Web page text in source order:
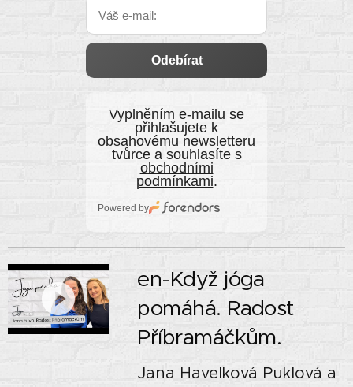
Odebírat
Vyplněním e‑mailu se
přihlašujete k
obsahovému newsletteru
tvůrce a souhlasíte s
obchodními
podmínkami.
Powered by
en-Když jóga
pomáhá. Radost
Příbramáčkům.
Jana Havelková Puklová a